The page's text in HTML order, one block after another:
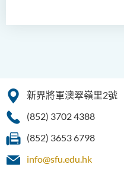
新界將軍澳翠嶺里2號
(852) 3702 4388
(852) 3653 6798
info@sfu.edu.hk